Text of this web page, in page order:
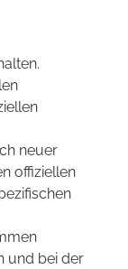
neuer
offiziellen
und bei der